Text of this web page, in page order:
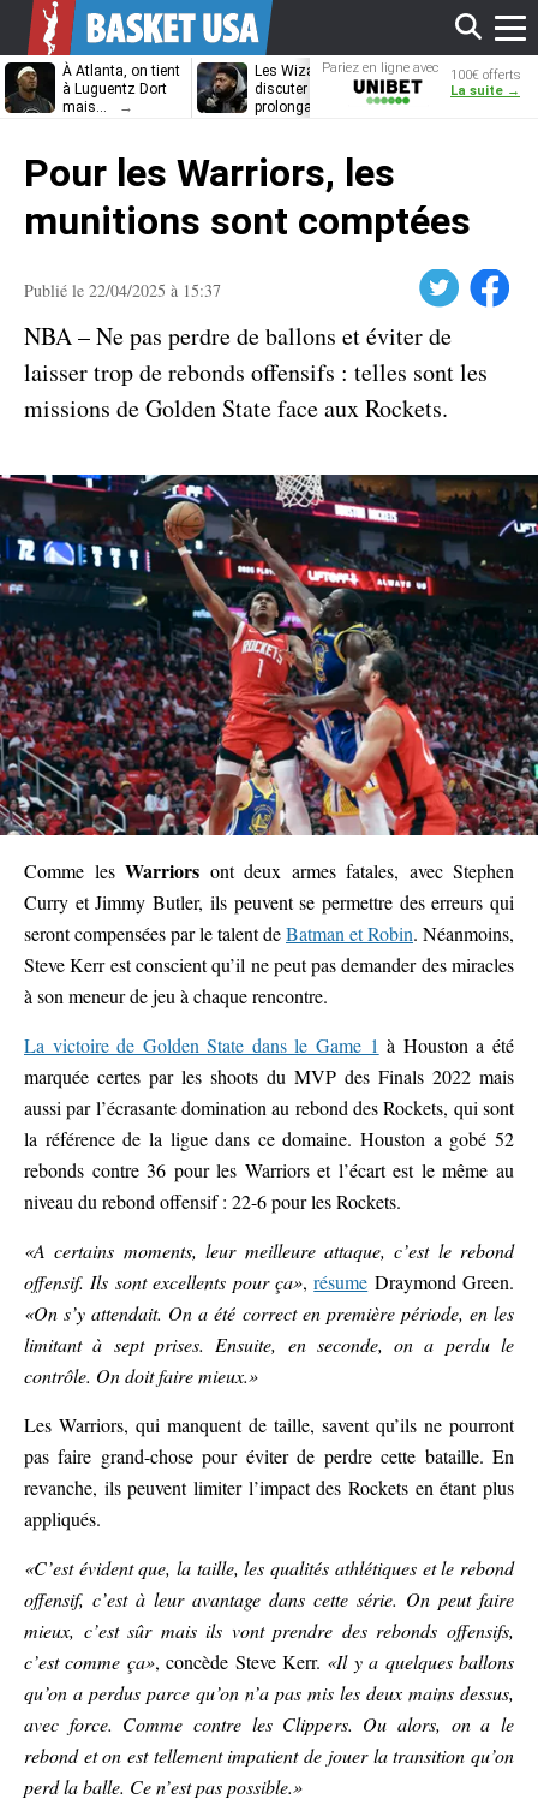
À Atlanta, on tient
à Luguentz Dort
mais…
Les Wizards vont
discuter
prolongation avec
Dennis
découvrira-t-il
Pariez en ligne avec
Unibet
100€ offerts
La suite →
Pour les Warriors, les
munitions sont comptées
Publié le 22/04/2025 à 15:37 Facebook
NBA – Ne pas perdre de ballons et éviter de
laisser trop de rebonds offensifs : telles sont les
missions de Golden State face aux Rockets.
Comme les Warriors ont deux armes fatales, avec Stephen
Curry et Jimmy Butler, ils peuvent se permettre des erreurs qui
seront compensées par le talent deBatman et Robin. Néanmoins,
Steve Kerr est conscient qu’il ne peut pas demander des miracles
à son meneur de jeu à chaque rencontre.
La victoire de Golden State dans le Game 1 à Houston a été
marquée certes par les shoots du MVP des Finals 2022 mais
aussi par l’écrasante domination au rebond des Rockets, qui sont
la référence de la ligue dans ce domaine. Houston a gobé 52
rebonds contre 36 pour les Warriors et l’écart est le même au
niveau du rebond offensif : 22-6 pour les Rockets.
«A certains moments, leur meilleure attaque, c’est le rebond
offensif. Ils sont excellents pour ça»,résume Draymond Green.
«On s’y attendait. On a été correct en première période, en les
limitant à sept prises. Ensuite, en seconde, on a perdu le
contrôle. On doit faire mieux.»
Les Warriors, qui manquent de taille, savent qu’ils ne pourront
pas faire grand-chose pour éviter de perdre cette bataille. En
revanche, ils peuvent limiter l’impact des Rockets en étant plus
appliqués.
«C’est évident que, la taille, les qualités athlétiques et le rebond
offensif, c’est à leur avantage dans cette série. On peut faire
mieux, c’est sûr mais ils vont prendre des rebonds offensifs,
c’est comme ça», concède Steve Kerr. «Il y a quelques ballons
qu’on a perdus parce qu’on n’a pas mis les deux mains dessus,
avec force. Comme contre les Clippers. Ou alors, on a le
rebond et on est tellement impatient de jouer la transition qu’on
perd la balle. Ce n’est pas possible.»